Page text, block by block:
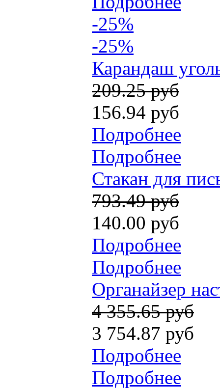
-25%
-25%
Карандаш
209.25 руб
156.94 руб
Подробнее
Подробнее
Стакан для
793.49 руб
140.00 руб
Подробнее
Подробнее
Органайзер
4 355.65 руб
3 754.87 руб
Подробнее
Подробнее